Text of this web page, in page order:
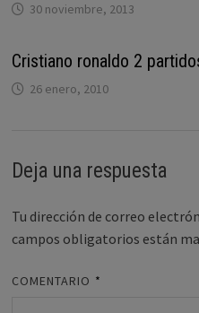
30 noviembre, 2013
Cristiano ronaldo 2
26 enero, 2010
Deja una respuesta
Tu dirección de correo
campos obligatorios están
COMENTARIO *